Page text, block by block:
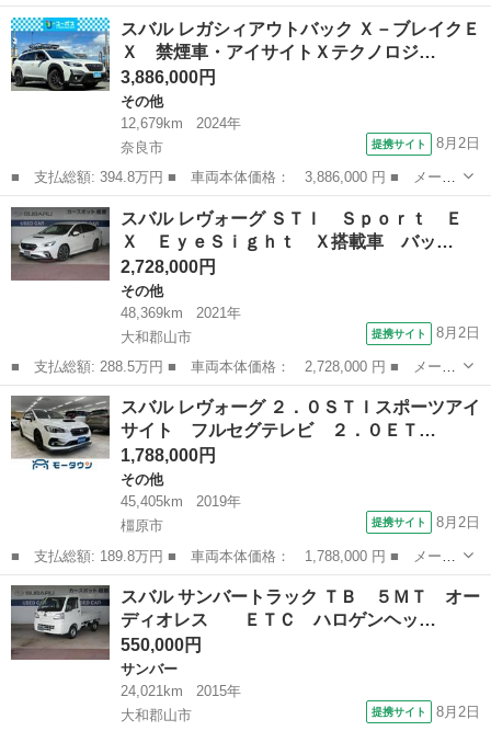
名： スバル ■ 車種名： ステラ ■ グレード名： Ｌ ユーザー
買取車 車検令和８年８月 ナビ ＴＶ 社外１４インチアルミホイ
ール オートエ...
大阪 堺市
スバル レガシィアウトバック Ｘ－ブレイクＥ
Ｘ 禁煙車・アイサイトＸテクノロジ…
3,886,000円
その他
12,679km
2024年
奈良市
提携サイト 8月2日
■ 支払総額: 394.8万円 ■ 車両本体価格： 3,886,000 円 ■ メーカ
ー名： スバル ■ 車種名： レガシィアウトバック ■ グレード
名： Ｘ－ブレイクＥＸ 禁煙車・アイサイトＸテクノロジー・ルー
フバケット...
奈良 奈良市
スバル レヴォーグ ＳＴＩ Ｓｐｏｒｔ Ｅ
Ｘ ＥｙｅＳｉｇｈｔ Ｘ搭載車 バッ…
2,728,000円
その他
48,369km
2021年
大和郡山市
提携サイト 8月2日
■ 支払総額: 288.5万円 ■ 車両本体価格： 2,728,000 円 ■ メーカ
ー名： スバル ■ 車種名： レヴォーグ ■ グレード名： ＳＴ
Ｉ Ｓｐｏｒｔ ＥＸ ＥｙｅＳｉｇｈｔ Ｘ搭載車 バックカメ
ラ サイドカ...
奈良 大和郡山市 その他
スバル レヴォーグ ２．０ＳＴＩスポーツアイ
サイト フルセグテレビ ２．０ＥＴ…
1,788,000円
その他
45,405km
2019年
橿原市
提携サイト 8月2日
■ 支払総額: 189.8万円 ■ 車両本体価格： 1,788,000 円 ■ メーカ
ー名： スバル ■ 車種名： レヴォーグ ■ グレード名： ２．０
ＳＴＩスポーツアイサイト フルセグテレビ ２．０ＥＴＣ マルチ
ヒーター...
奈良 橿原市 その他
スバル サンバートラック ＴＢ ５ＭＴ オー
ディオレス ＥＴＣ ハロゲンヘッ…
550,000円
サンバー
24,021km
2015年
大和郡山市
提携サイト 8月2日